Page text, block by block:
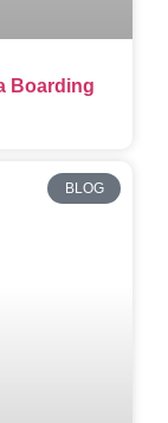
Boarding
BLOG